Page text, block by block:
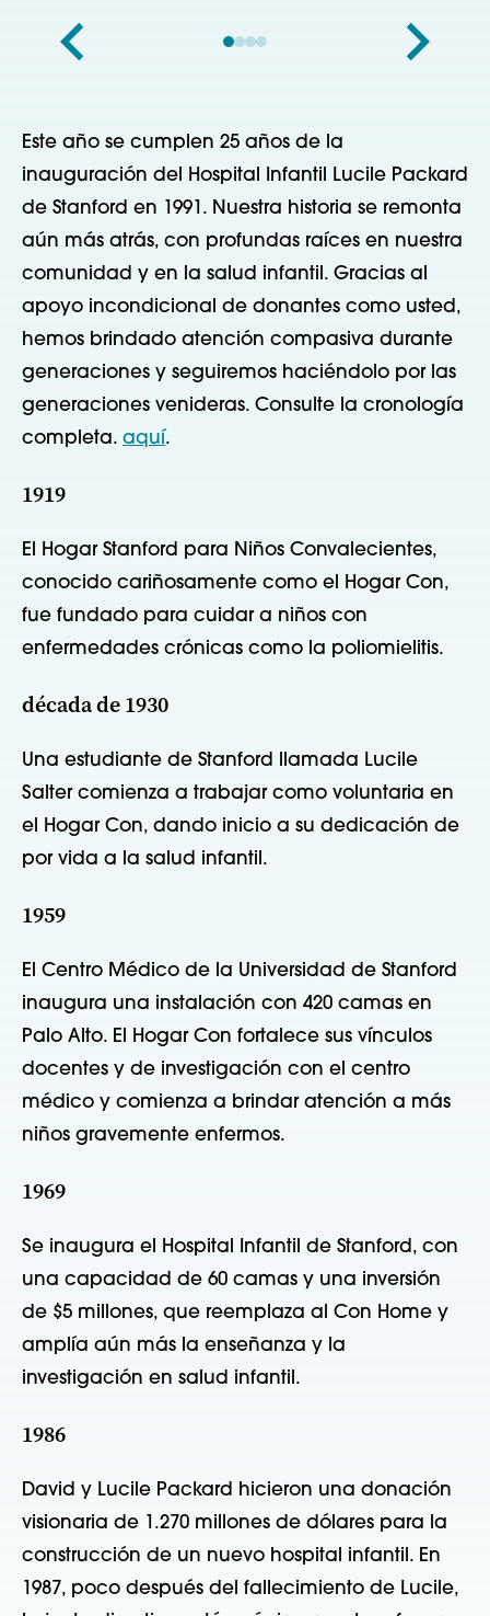
Este año se cumplen 25 años de la
inauguración del Hospital Infantil Lucile Packard
de Stanford en 1991. Nuestra historia se remonta
aún más atrás, con profundas raíces en nuestra
comunidad y en la salud infantil. Gracias al
apoyo incondicional de donantes como usted,
hemos brindado atención compasiva durante
generaciones y seguiremos haciéndolo por las
generaciones venideras. Consulte la cronología
completa. aquí.
1919
El Hogar Stanford para Niños Convalecientes,
conocido cariñosamente como el Hogar Con,
fue fundado para cuidar a niños con
enfermedades crónicas como la poliomielitis.
década de 1930
Una estudiante de Stanford llamada Lucile
Salter comienza a trabajar como voluntaria en
el Hogar Con, dando inicio a su dedicación de
por vida a la salud infantil.
1959
El Centro Médico de la Universidad de Stanford
inaugura una instalación con 420 camas en
Palo Alto. El Hogar Con fortalece sus vínculos
docentes y de investigación con el centro
médico y comienza a brindar atención a más
niños gravemente enfermos.
1969
Se inaugura el Hospital Infantil de Stanford, con
una capacidad de 60 camas y una inversión
de $5 millones, que reemplaza al Con Home y
amplía aún más la enseñanza y la
investigación en salud infantil.
1986
David y Lucile Packard hicieron una donación
visionaria de 1.270 millones de dólares para la
construcción de un nuevo hospital infantil. En
1987, poco después del fallecimiento de Lucile,